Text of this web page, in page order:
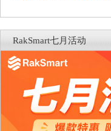
RakSmart七月活动